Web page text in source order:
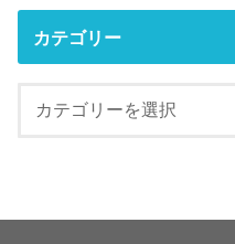
カテゴリー